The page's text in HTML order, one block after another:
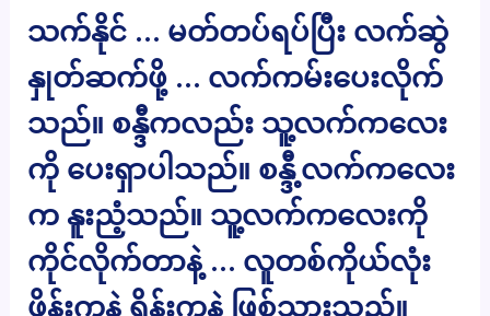
သက်နိုင် … မတ်တပ်ရပ်ပြီး လက်ဆွဲ
နှုတ်ဆက်ဖို့ … လက်ကမ်းပေးလိုက်
သည်။ စန္ဒီကလည်း သူ့လက်ကလေး
ကို ပေးရှာပါသည်။ စန္ဒီ့လက်ကလေး
က နူးညံ့သည်။ သူ့လက်ကလေးကို
ကိုင်လိုက်တာနဲ့ … လူတစ်ကိုယ်လုံး
ဖိန်းကနဲ ရှိန်းကနဲ ဖြစ်သွားသည်။